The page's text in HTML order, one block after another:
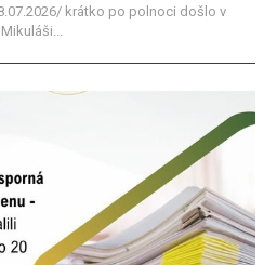
krátko po polnoci došlo v